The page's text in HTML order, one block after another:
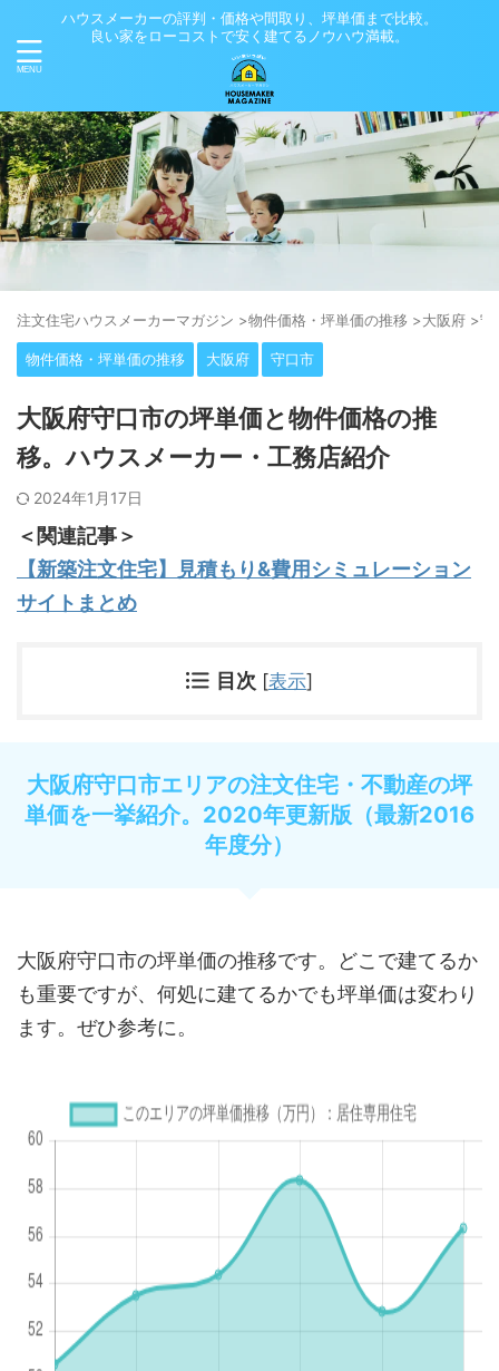
ハウスメーカーの評判・価格や間取り、坪単価まで比較。
良い家をローコストで安く建てるノウハウ満載。
注⽂住宅ハウスメーカーマガジン >物件価格・坪単価の推移 >大阪府 >守
物件価格・坪単価の推移 大阪府 守口市
大阪府守口市の坪単価と物件価格の推
移。ハウスメーカー・工務店紹介
2024年1月17日
＜関連記事＞
【新築注文住宅】見積もり&費用シミュレーション
サイトまとめ
目次 [表示]
大阪府守口市エリアの注文住宅・不動産の坪
単価を一挙紹介。2020年更新版（最新2016
年度分）
大阪府守口市の坪単価の推移です。どこで建てるか
も重要ですが、何処に建てるかでも坪単価は変わり
ます。ぜひ参考に。